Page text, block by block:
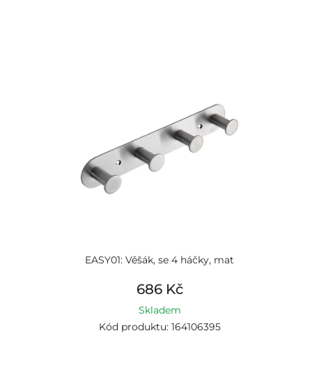
EASY01: Věšák, se 4 háčky, mat
686 Kč
Skladem
Kód produktu: 164106395